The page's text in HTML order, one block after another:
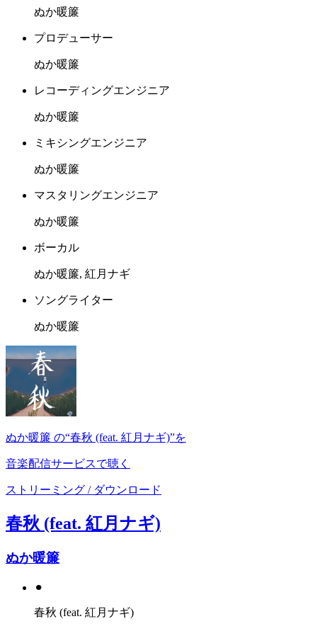
ぬか暖簾
プロデューサー
ぬか暖簾
レコーディングエンジニア
ぬか暖簾
ミキシングエンジニア
ぬか暖簾
マスタリングエンジニア
ぬか暖簾
ボーカル
ぬか暖簾, 紅月ナギ
ソングライター
ぬか暖簾
ぬか暖簾 の“春秋 (feat. 紅月ナギ)”を
音楽配信サービスで聴く
ストリーミング / ダウンロード
春秋 (feat. 紅月ナギ)
ぬか暖簾
⚫︎
春秋 (feat. 紅月ナギ)